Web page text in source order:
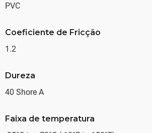
PVC
Coeficiente de Fricção
1.2
Dureza
40 Shore A
Faixa de temperatura